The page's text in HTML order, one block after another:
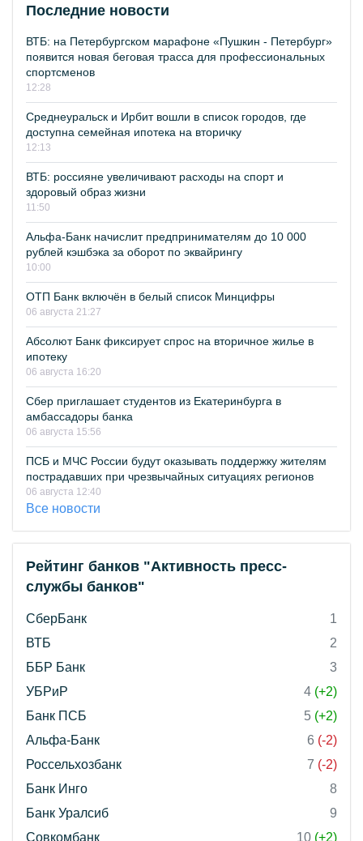
Последние новости
ВТБ: на Петербургском марафоне «Пушкин - Петербург»
появится новая беговая трасса для профессиональных
спортсменов
12:28
Среднеуральск и Ирбит вошли в список городов, где
доступна семейная ипотека на вторичку
12:13
ВТБ: россияне увеличивают расходы на спорт и
здоровый образ жизни
11:50
Альфа-Банк начислит предпринимателям до 10 000
рублей кэшбэка за оборот по эквайрингу
10:00
ОТП Банк включён в белый список Минцифры
06 августа 21:27
Абсолют Банк фиксирует спрос на вторичное жилье в
ипотеку
06 августа 16:20
Сбер приглашает студентов из Екатеринбурга в
амбассадоры банка
06 августа 15:56
ПСБ и МЧС России будут оказывать поддержку жителям
пострадавших при чрезвычайных ситуациях регионов
06 августа 12:40
Все новости
Рейтинг банков "Активность пресс-
службы банков"
СберБанк
1
ВТБ
2
ББР Банк
3
УБРиР
4 (+2)
Банк ПСБ
5 (+2)
Альфа-Банк
6 (-2)
Россельхозбанк
7 (-2)
Банк Инго
8
Банк Уралсиб
9
Совкомбанк
10 (+2)